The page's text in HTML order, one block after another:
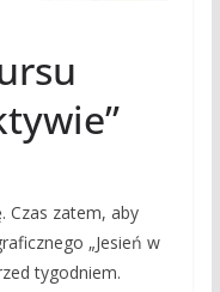
Czas zatem, aby
„Jesień w
tygodniem.